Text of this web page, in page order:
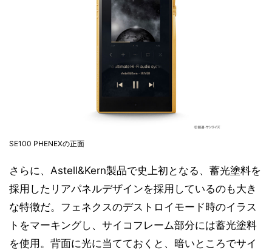
SE100 PHENEXの正面
さらに、Astell&Kern製品で史上初となる、蓄光塗料を
採用したリアパネルデザインを採用しているのも大き
な特徴だ。フェネクスのデストロイモード時のイラス
トをマーキングし、サイコフレーム部分には蓄光塗料
を使用。背面に光に当てておくと、暗いところでサイ